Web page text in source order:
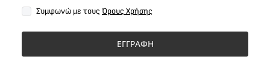
Συμφωνώ με τους Όρους Χρήσης
ΕΓΓΡΑΦΗ